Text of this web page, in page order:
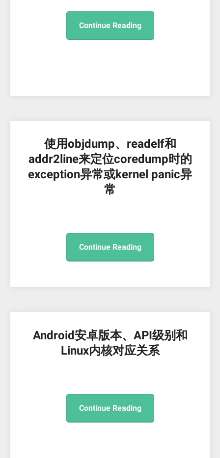
Continue Reading
使用objdump、readelf和
addr2line来定位coredump时的
exception异常或kernel panic异
常
Continue Reading
Android安卓版本、API级别和
Linux内核对应关系
Continue Reading